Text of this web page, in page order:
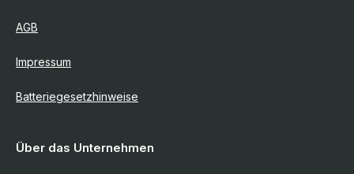
AGB
Impressum
Batteriegesetzhinweise
Über das Unternehmen